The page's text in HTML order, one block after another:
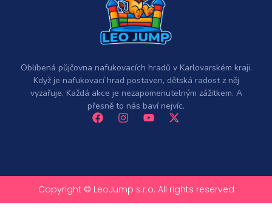
Oblíbená půjčovna nafukovacích hradů v Karlovarském kraji.
Když je nafukovací hrad postaven, dětská radost z něj
vyzařuje. Každá akce je nezapomenutelným zážitkem. A
přesně to nás baví nejvíc.
Copyright © LeoJump s.r.o. All rights reserved